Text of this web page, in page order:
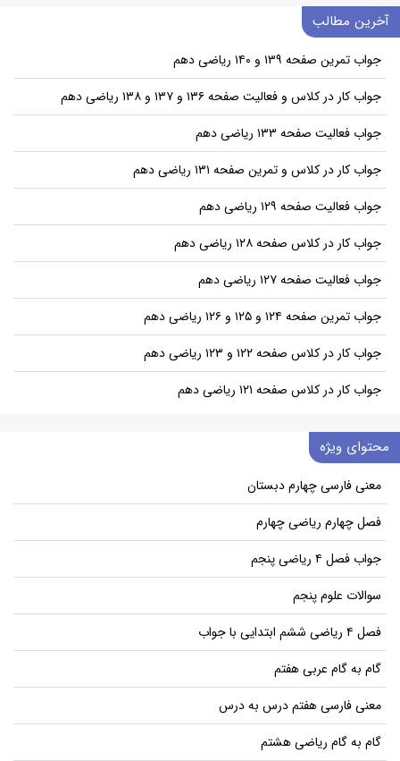
آخرین مطالب
جواب تمرین صفحه ۱۳۹ و ۱۴۰ ریاضی دهم
جواب کار در کلاس و فعالیت صفحه ۱۳۶ و ۱۳۷ و ۱۳۸ ریاضی دهم
جواب فعالیت صفحه ۱۳۳ ریاضی دهم
جواب کار در کلاس و تمرین صفحه ۱۳۱ ریاضی دهم
جواب فعالیت صفحه ۱۲۹ ریاضی دهم
جواب کار در کلاس صفحه ۱۲۸ ریاضی دهم
جواب فعالیت صفحه ۱۲۷ ریاضی دهم
جواب تمرین صفحه ۱۲۴ و ۱۲۵ و ۱۲۶ ریاضی دهم
جواب کار در کلاس صفحه ۱۲۲ و ۱۲۳ ریاضی دهم
جواب کار در کلاس صفحه ۱۲۱ ریاضی دهم
محتوای ویژه
معنی فارسی چهارم دبستان
فصل چهارم ریاضی چهارم
جواب فصل ۴ ریاضی پنجم
سوالات علوم پنجم
فصل ۴ ریاضی ششم ابتدایی با جواب
گام به گام عربی هفتم
معنی فارسی هفتم درس به درس
گام به گام ریاضی هشتم